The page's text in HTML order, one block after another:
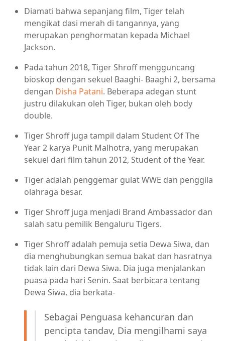
Diamati bahwa sepanjang film, Tiger telah
mengikat dasi merah di tangannya, yang
merupakan penghormatan kepada Michael
Jackson.
Pada tahun 2018, Tiger Shroff mengguncang
bioskop dengan sekuel Baaghi- Baaghi 2, bersama
dengan Disha Patani. Beberapa adegan stunt
justru dilakukan oleh Tiger, bukan oleh body
double.
Tiger Shroff juga tampil dalam Student Of The
Year 2 karya Punit Malhotra, yang merupakan
sekuel dari film tahun 2012, Student of the Year.
Tiger adalah penggemar gulat WWE dan penggila
olahraga besar.
Tiger Shroff juga menjadi Brand Ambassador dan
salah satu pemilik Bengaluru Tigers.
Tiger Shroff adalah pemuja setia Dewa Siwa, dan
dia menghubungkan semua bakat dan hasratnya
tidak lain dari Dewa Siwa. Dia juga menjalankan
puasa pada hari Senin. Saat berbicara tentang
Dewa Siwa, dia berkata-
Sebagai Penguasa kehancuran dan
pencipta tandav, Dia mengilhami saya